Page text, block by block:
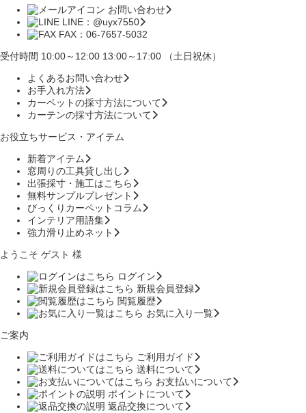
お問い合わせ
LINE：@uyx7550
FAX：06-7657-5032
受付時間 10:00～12:00 13:00～17:00 （土日祝休）
よくあるお問い合わせ
お手入れ方法
カーペットの採寸方法について
カーテンの採寸方法について
お役立ちサービス・アイテム
新着アイテム
窓周りの工具貸し出し
出張採寸・施工はこちら
無料サンプルプレゼント
びっくりカーペットコラム
インテリア用語集
強力滑り止めネット
ようこそ ゲスト 様
ログイン
新規会員登録
閲覧履歴
お気に入り一覧
ご案内
ご利用ガイド
送料について
お支払いについて
ポイントについて
返品交換について